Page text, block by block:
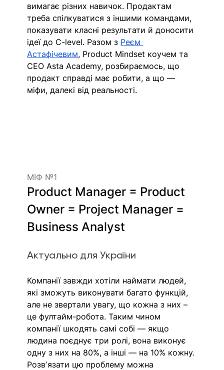
вимагає різних навичок. Продактам
треба спілкуватися з іншими командами,
показувати класні результати й доносити
ідеї до C-level. Разом з Реєм
Астафічевим, Product Mindset коучем та
CEO Asta Academy, розбираємось, що
продакт справді має робити, а що —
міфи, далекі від реальності.
МІФ №1
Product Manager = Product
Owner = Project Manager =
Business Analyst
Актуально для України
Компанії завжди хотіли наймати людей,
які зможуть виконувати багато функцій,
але не звертали увагу, що кожна з них –
це фултайм-робота. Таким чином
компанії шкодять самі собі — якщо
людина поєднує три ролі, вона виконує
одну з них на 80%, а інші — на 10% кожну.
Розвʼязати цю проблему можна